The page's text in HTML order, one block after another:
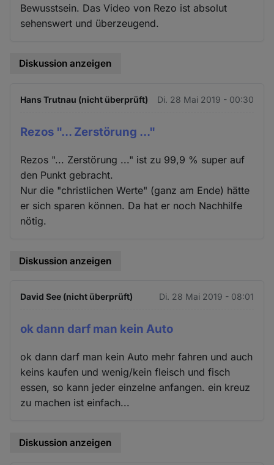
Bewusstsein. Das Video von Rezo ist absolut
sehenswert und überzeugend.
Diskussion anzeigen
Hans Trutnau (nicht überprüft) Di. 28 Mai 2019 - 00:30
Rezos "... Zerstörung ..."
Rezos "... Zerstörung ..." ist zu 99,9 % super auf
den Punkt gebracht.
Nur die "christlichen Werte" (ganz am Ende) hätte
er sich sparen können. Da hat er noch Nachhilfe
nötig.
Diskussion anzeigen
David See (nicht überprüft) Di. 28 Mai 2019 - 08:01
ok dann darf man kein Auto
ok dann darf man kein Auto mehr fahren und auch
keins kaufen und wenig/kein fleisch und fisch
essen, so kann jeder einzelne anfangen. ein kreuz
zu machen ist einfach...
Diskussion anzeigen